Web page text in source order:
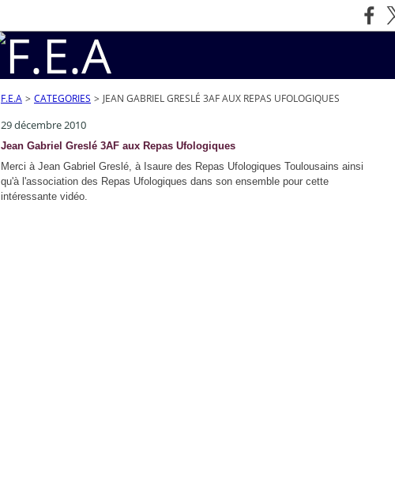
F.E.A > CATEGORIES > JEAN GABRIEL GRESLÉ 3AF AUX REPAS UFOLOGIQUES
29 décembre 2010
Jean Gabriel Greslé 3AF aux Repas Ufologiques
Merci à Jean Gabriel Greslé, à Isaure des Repas Ufologiques Toulousains ainsi
qu'à l'association des Repas Ufologiques dans son ensemble pour cette
intéressante vidéo.